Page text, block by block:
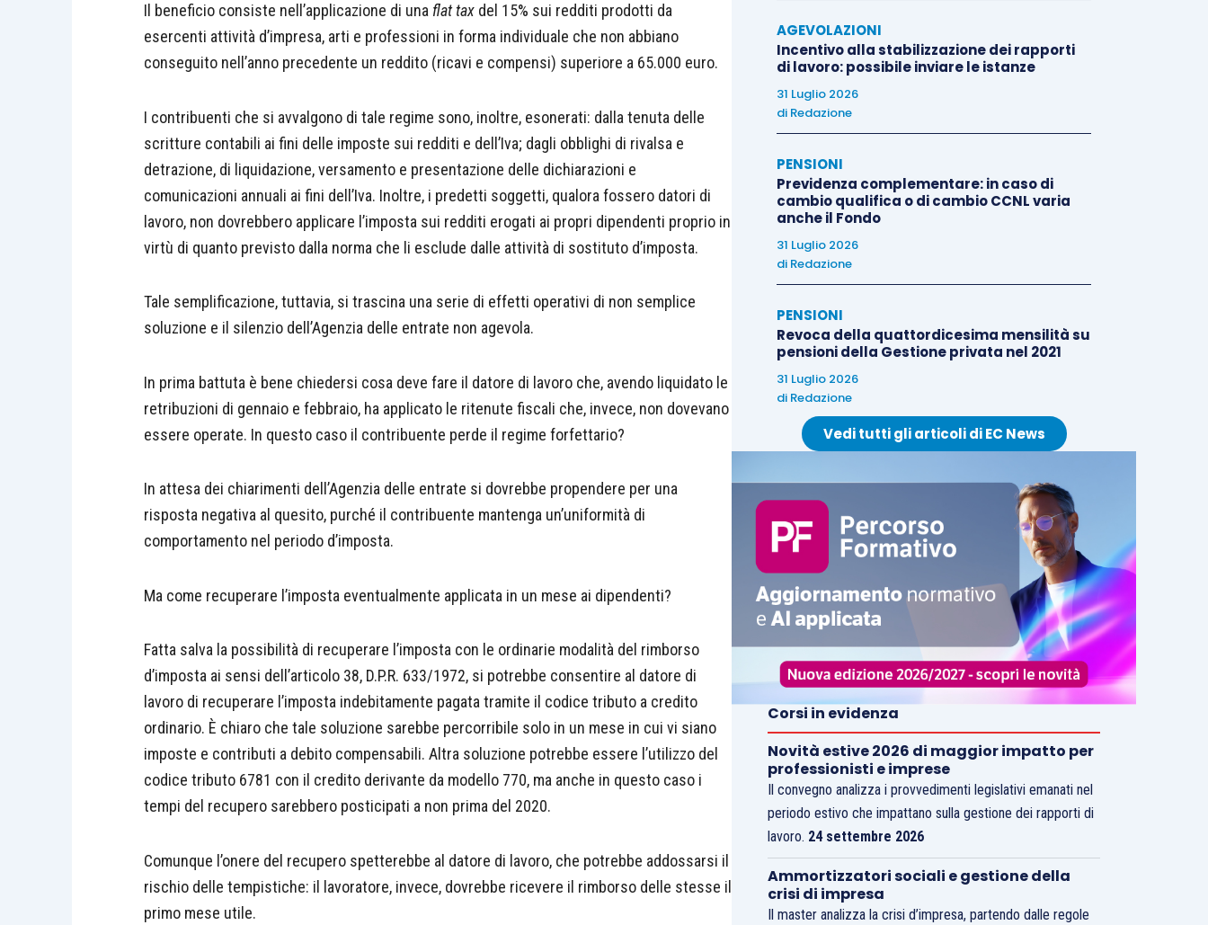
Il beneficio consiste nell’applicazione di una flat tax del 15% sui redditi prodotti da
esercenti attività d’impresa, arti e professioni in forma individuale che non abbiano
conseguito nell’anno precedente un reddito (ricavi e compensi) superiore a 65.000 euro.
I contribuenti che si avvalgono di tale regime sono, inoltre, esonerati: dalla tenuta delle
scritture contabili ai fini delle imposte sui redditi e dell’Iva; dagli obblighi di rivalsa e
detrazione, di liquidazione, versamento e presentazione delle dichiarazioni e
comunicazioni annuali ai fini dell’Iva. Inoltre, i predetti soggetti, qualora fossero datori di
lavoro, non dovrebbero applicare l’imposta sui redditi erogati ai propri dipendenti proprio in
virtù di quanto previsto dalla norma che li esclude dalle attività di sostituto d’imposta.
Tale semplificazione, tuttavia, si trascina una serie di effetti operativi di non semplice
soluzione e il silenzio dell’Agenzia delle entrate non agevola.
In prima battuta è bene chiedersi cosa deve fare il datore di lavoro che, avendo liquidato le
retribuzioni di gennaio e febbraio, ha applicato le ritenute fiscali che, invece, non dovevano
essere operate. In questo caso il contribuente perde il regime forfettario?
In attesa dei chiarimenti dell’Agenzia delle entrate si dovrebbe propendere per una
risposta negativa al quesito, purché il contribuente mantenga un’uniformità di
comportamento nel periodo d’imposta.
Ma come recuperare l’imposta eventualmente applicata in un mese ai dipendenti?
Fatta salva la possibilità di recuperare l’imposta con le ordinarie modalità del rimborso
d’imposta ai sensi dell’articolo 38, D.P.R. 633/1972, si potrebbe consentire al datore di
lavoro di recuperare l’imposta indebitamente pagata tramite il codice tributo a credito
ordinario. È chiaro che tale soluzione sarebbe percorribile solo in un mese in cui vi siano
imposte e contributi a debito compensabili. Altra soluzione potrebbe essere l’utilizzo del
codice tributo 6781 con il credito derivante da modello 770, ma anche in questo caso i
tempi del recupero sarebbero posticipati a non prima del 2020.
Comunque l’onere del recupero spetterebbe al datore di lavoro, che potrebbe addossarsi il
rischio delle tempistiche: il lavoratore, invece, dovrebbe ricevere il rimborso delle stesse il
primo mese utile.
AGEVOLAZIONI
Incentivo alla stabilizzazione dei rapporti
di lavoro: possibile inviare le istanze
31 Luglio 2026
di Redazione
PENSIONI
Previdenza complementare: in caso di
cambio qualifica o di cambio CCNL varia
anche il Fondo
31 Luglio 2026
di Redazione
PENSIONI
Revoca della quattordicesima mensilità su
pensioni della Gestione privata nel 2021
31 Luglio 2026
di Redazione
Vedi tutti gli articoli di EC News
Corsi in evidenza
Novità estive 2026 di maggior impatto per
professionisti e imprese
Il convegno analizza i provvedimenti legislativi emanati nel
periodo estivo che impattano sulla gestione dei rapporti di
lavoro. 24 settembre 2026
Ammortizzatori sociali e gestione della
crisi di impresa
Il master analizza la crisi d’impresa, partendo dalle regole